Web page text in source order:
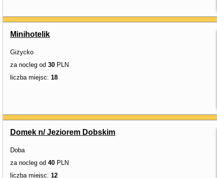
Minihotelik
Giżycko
za nocleg od 30 PLN
liczba miejsc: 18
Domek n/ Jeziorem Dobskim
Doba
za nocleg od 40 PLN
liczba miejsc: 12